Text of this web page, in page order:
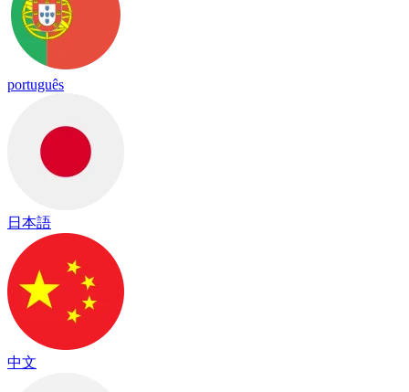
português
日本語
中文